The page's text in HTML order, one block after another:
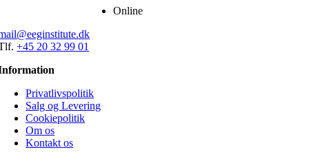
Online
+45 20 32 99 01
Privatlivspolitik
Salg og Levering
Cookiepolitik
Om os
Kontakt os